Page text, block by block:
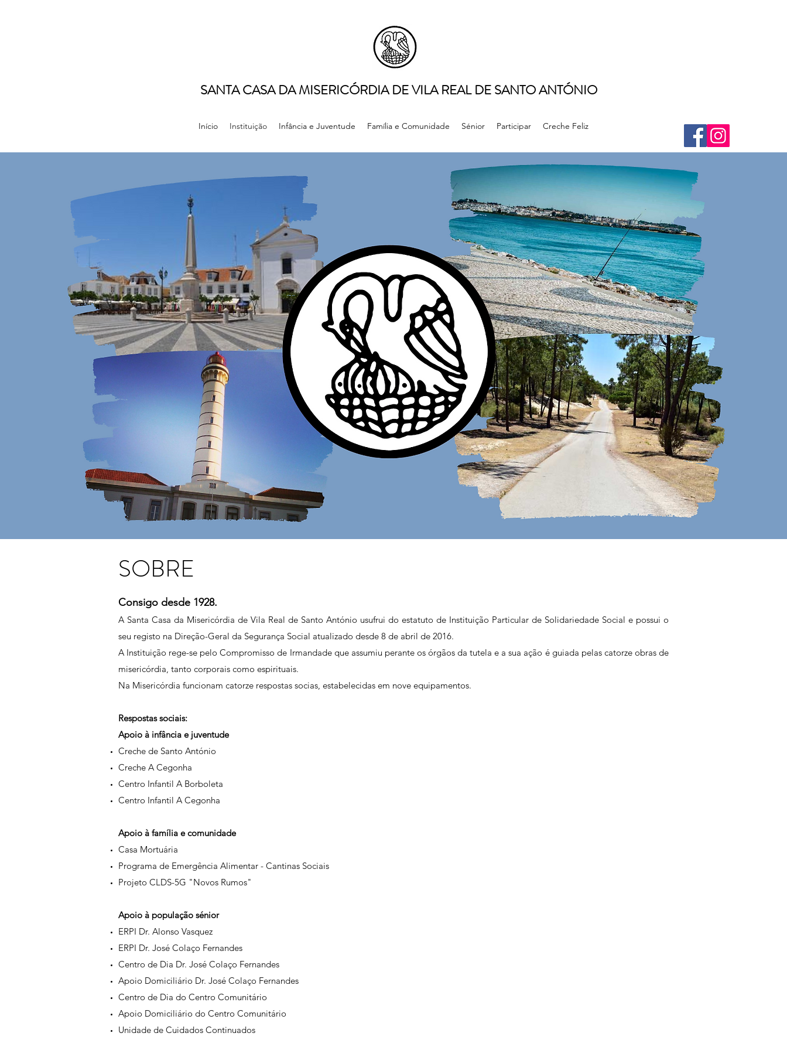
SANTA CASA DA MISERICÓRDIA DE VILA REAL DE SANTO ANTÓNIO
Início Instituição Infância e Juventude Família e Comunidade Sénior Participar Creche Feliz
SOBRE
Consigo desde 1928.
A Santa Casa da Misericórdia de Vila Real de Santo António usufrui do estatuto de Instituição Particular de Solidariedade Social e possui o
seu registo na Direção-Geral da Segurança Social atualizado desde 8 de abril de 2016.
A Instituição rege-se pelo Compromisso de Irmandade que assumiu perante os órgãos da tutela e a sua ação é guiada pelas catorze obras de
misericórdia, tanto corporais como espirituais.
Na Misericórdia funcionam catorze respostas socias, estabelecidas em nove equipamentos.
Respostas sociais:
Apoio à infância e juventude
Creche de Santo António
Creche A Cegonha
Centro Infantil A Borboleta
Centro Infantil A Cegonha
Apoio à família e comunidade
Casa Mortuária
Programa de Emergência Alimentar - Cantinas Sociais
Projeto CLDS-5G "Novos Rumos"
Apoio à população sénior
ERPI Dr. Alonso Vasquez
ERPI Dr. José Colaço Fernandes
Centro de Dia Dr. José Colaço Fernandes
Apoio Domiciliário Dr. José Colaço Fernandes
Centro de Dia do Centro Comunitário
Apoio Domiciliário do Centro Comunitário
Unidade de Cuidados Continuados